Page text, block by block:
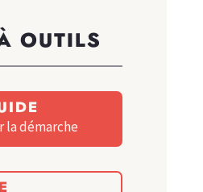
OUTILS
la démarche